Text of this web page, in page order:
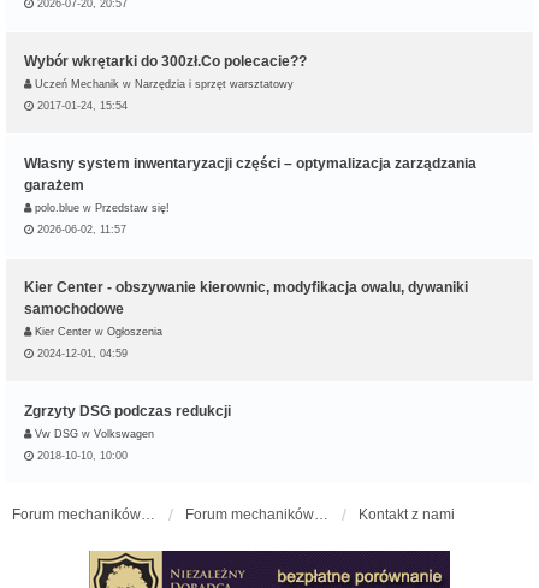
2026-07-20, 20:57
Wybór wkrętarki do 300zł.Co polecacie??
Uczeń Mechanik w Narzędzia i sprzęt warsztatowy
2017-01-24, 15:54
Własny system inwentaryzacji części – optymalizacja zarządzania
garażem
polo.blue w Przedstaw się!
2026-06-02, 11:57
Kier Center - obszywanie kierownic, modyfikacja owalu, dywaniki
samochodowe
Kier Center w Ogłoszenia
2024-12-01, 04:59
Zgrzyty DSG podczas redukcji
Vw DSG w Volkswagen
2018-10-10, 10:00
Forum mechaników samochodowych - forum-mechaniczne.pl Forum mechaników samochodowych Kontakt z nami